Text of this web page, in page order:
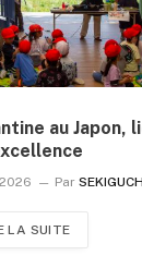
au Japon,
Par
LA SUITE